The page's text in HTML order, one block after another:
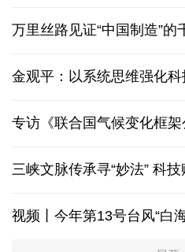
万里丝路见证“中国制造”的
金观平：以系统思维强化科
专访《联合国气候变化框
三峡文脉传承寻“妙法” 科技
视频丨今年第13号台风“白